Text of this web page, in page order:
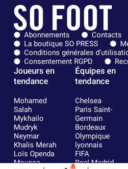
Abonnements
Contacts
La boutique SO PRESS
Conditions générales
Consentement RGPD
Joueurs en
tendance
Mohamed
Salah
Mykhailo
Mudryk
Neymar
Khalis Merah
Loïs Openda
Moussa
Équipes en
tendance
Chelsea
Paris Saint-
Germain
Bordeaux
Olympique
lyonnais
FIFA
Real Madrid
10